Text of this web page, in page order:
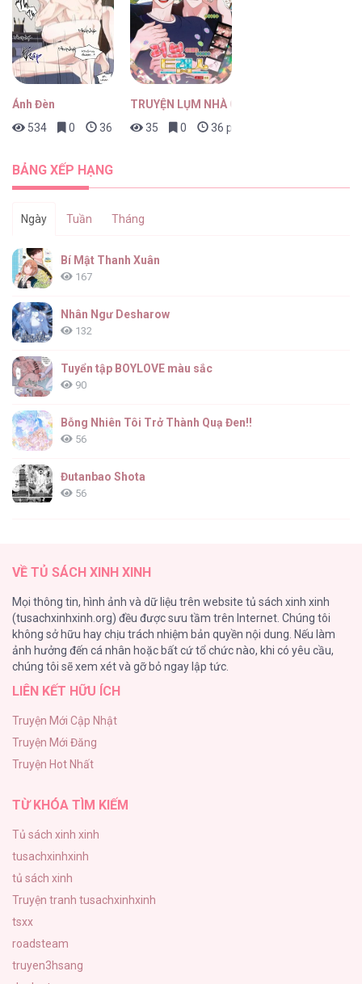
Ánh Đèn
534
0 36 phút trước
TRUYỆN LỤM NHÀ CHIU
35
0 36 phút trước
BẢNG XẾP HẠNG
Ngày Tuần Tháng
Bí Mật Thanh Xuân
167
Nhân Ngư Desharow
132
Tuyển tập BOYLOVE màu sắc
90
Bỗng Nhiên Tôi Trở Thành Quạ Đen!!
56
Đutanbao Shota
56
54
Một Đêm Nọ Đột Nhiên Yandere Tới!
51
Cách Khiến Phu Quân Đứng Về Phía Tôi
ONESHOT CHỊCH VỒN CHỊCH VÃ
47
VỀ TỦ SÁCH XINH XINH
Mọi thông tin, hình ảnh và dữ liệu trên website tủ sách xinh xinh
(tusachxinhxinh.org) đều được sưu tầm trên Internet. Chúng tôi
không sở hữu hay chịu trách nhiệm bản quyền nội dung. Nếu làm
ảnh hưởng đến cá nhân hoặc bất cứ tổ chức nào, khi có yêu cầu,
chúng tôi sẽ xem xét và gỡ bỏ ngay lập tức.
LIÊN KẾT HỮU ÍCH
Truyện Mới Cập Nhật
Truyện Mới Đăng
Truyện Hot Nhất
TỪ KHÓA TÌM KIẾM
Tủ sách xinh xinh
tusachxinhxinh
tủ sách xinh
Truyện tranh tusachxinhxinh
tsxx
roadsteam
truyen3hsang